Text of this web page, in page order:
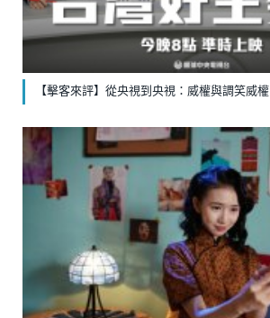
【擊客來評】從央視到央視：威權與調笑威權